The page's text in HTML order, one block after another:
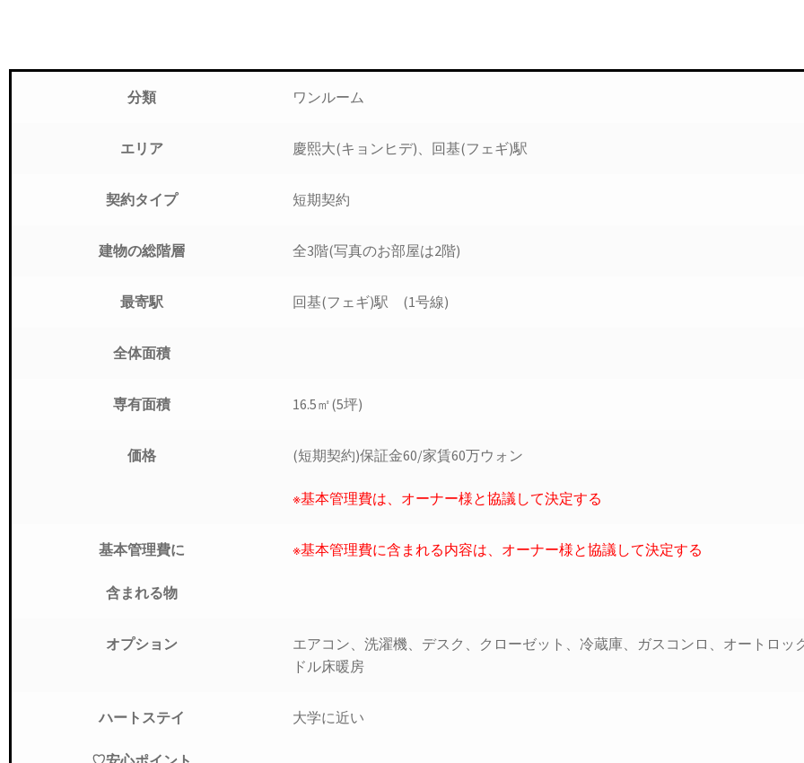
分類 ワンルーム
エリア 慶熙大(キョンヒデ)、回基(フェギ)駅
契約タイプ 短期契約
建物の総階層 全3階(写真のお部屋は2階)
最寄駅 回基(フェギ)駅 (1号線)
全体面積
専有面積 16.5㎡(5坪)
価格 (短期契約)保証金60/家賃60万ウォン
※基本管理費は、オーナー様と協議して決定する
基本管理費に
含まれる物
※基本管理費に含まれる内容は、オーナー様と協議して決定する
オプション
エアコン、洗濯機、デスク、クローゼット、冷蔵庫、ガスコンロ、オートロッ
ドル床暖房
ハートステイ 大学に近い